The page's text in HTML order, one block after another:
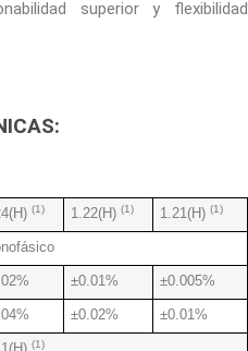
superior y flexibilidad
(1) 1.22(H) (1) 1.21(H) (1)
±0.01% ±0.005%
±0.02% ±0.01%
(1)